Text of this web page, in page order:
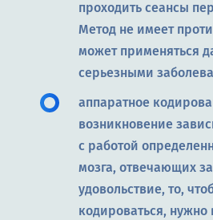
проходить сеансы
Метод не имеет
может применяться
серьезными
аппаратное
возникновение
с работой
мозга, отвечающих
удовольствие, то,
кодироваться, нужно